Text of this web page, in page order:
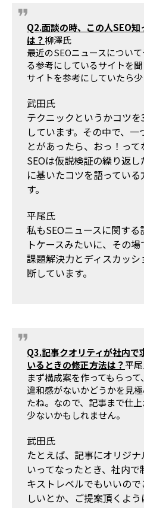
Q2.面談の時、この人SEO
は？柳澤氏
最近のSEOニュースについ
る参考にしているサイトを
サイトを参考にしていたら少
武田氏
テクニックというかコツ
しています。その中で、
とがあったら、おっ！って
SEOは仮説検証の繰り返
に基いたコツを語ってい
す。
平尾氏
私もSEOニュースに関す
トケースみたいに、その場
課題解決力とディスカッ
断しています。
Q3.記事クオリティが社内で
いるときの修正方法は？平
まず構成案を作ってもらっ
違和感がないかどうかを見
たね。なので、記事まで仕
少ないかもしれません。
武田氏
たとえば、記事にオリジ
いってなったとき、社内
キストレベルでもいいの
しいとか、ご提案頂くよう